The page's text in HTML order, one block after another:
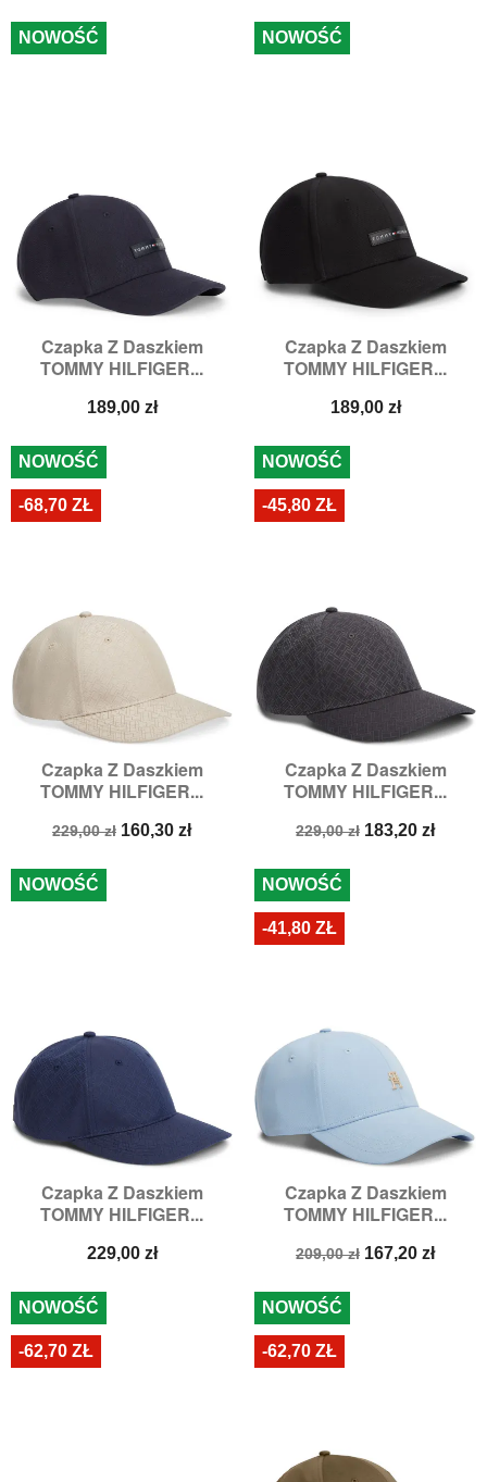
Czapka Z Daszkiem
TOMMY HILFIGER...
Cena
189,00 zł
NOWOŚĆ
Czapka Z Daszkiem
TOMMY HILFIGER...
Cena
189,00 zł
NOWOŚĆ
Czapka Z Daszkiem
TOMMY HILFIGER...
Cena
229,00 zł Cena
160,30 zł
NOWOŚĆ
-68,70 ZŁ
Czapka Z Daszkiem
TOMMY HILFIGER...
Cena
229,00 zł Cena
183,20 zł
NOWOŚĆ
-45,80 ZŁ
Czapka Z Daszkiem
TOMMY HILFIGER...
Cena
229,00 zł
NOWOŚĆ
Czapka Z Daszkiem
TOMMY HILFIGER...
Cena
209,00 zł Cena
167,20 zł
NOWOŚĆ
-41,80 ZŁ
NOWOŚĆ
-62,70 ZŁ
NOWOŚĆ
-62,70 ZŁ